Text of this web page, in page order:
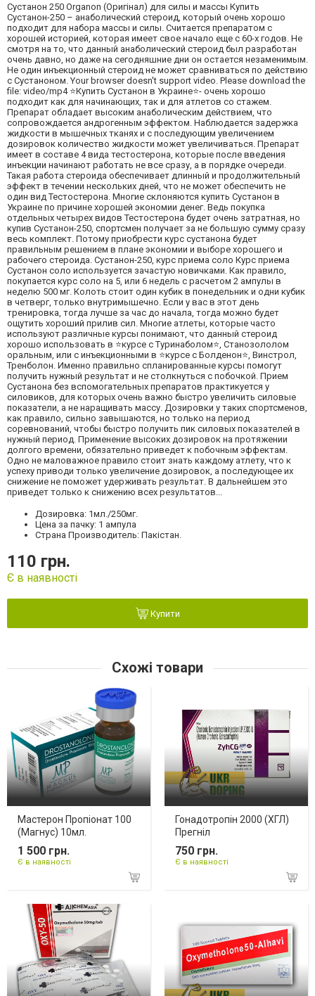
Сустанон 250 Organon (Оригінал) для силы и массы Купить
Сустанон-250 – анаболический стероид, который очень хорошо
подходит для набора массы и силы. Считается препаратом с
хорошей историей, которая имеет свое начало еще с 60-х годов. Не
смотря на то, что данный анаболический стероид был разработан
очень давно, но даже на сегодняшние дни он остается незаменимым.
Не один инъекционный стероид не может сравниваться по действию
с Сустаноном. Your browser doesn't support video. Please download the
file: video/mp4 ⭐Купить Сустанон в Украине⭐- очень хорошо
подходит как для начинающих, так и для атлетов со стажем.
Препарат обладает высоким анаболическим действием, что
сопровождается андрогенным эффектом. Наблюдается задержка
жидкости в мышечных тканях и с последующим увеличением
дозировок количество жидкости может увеличиваться. Препарат
имеет в составе 4 вида тестостерона, которые после введения
инъекции начинают работать не все сразу, а в порядке очереди.
Такая работа стероида обеспечивает длинный и продолжительный
эффект в течении нескольких дней, что не может обеспечить не
один вид Тестостерона. Многие склоняются купить Сустанон в
Украине по причине хорошей экономии денег. Ведь покупка
отдельных четырех видов Тестостерона будет очень затратная, но
купив Сустанон-250, спортсмен получает за не большую сумму сразу
весь комплект. Потому приобрести курс сустанона будет
правильным решением в плане экономии и выборе хорошего и
рабочего стероида. Cустанон-250, курс приема соло Курс приема
Сустанон соло используется зачастую новичками. Как правило,
покупается курс соло на 5, или 6 недель с расчетом 2 ампулы в
неделю 500 мг. Колоть стоит один кубик в понедельник и одни кубик
в четверг, только внутримышечно. Если у вас в этот день
тренировка, тогда лучше за час до начала, тогда можно будет
ощутить хороший прилив сил. Многие атлеты, которые часто
используют различные курсы понимают, что данный стероид
хорошо использовать в ⭐курсе с Туринаболом⭐, Станозололом
оральным, или с инъекционными в ⭐курсе с Болденон⭐, Винстрол,
Тренболон. Именно правильно спланированные курсы помогут
получить нужный результат и не столкнуться с побочкой. Прием
Сустанона без вспомогательных препаратов практикуется у
силовиков, для которых очень важно быстро увеличить силовые
показатели, а не наращивать массу. Дозировки у таких спортсменов,
как правило, сильно завышаются, но только на период
соревнований, чтобы быстро получить пик силовых показателей в
нужный период. Применение высоких дозировок на протяжении
долгого времени, обязательно приведет к побочным эффектам.
Одно не маловажное правило стоит знать каждому атлету, что к
успеху приводи только увеличение дозировок, а последующее их
снижение не поможет удерживать результат. В дальнейшем это
приведет только к снижению всех результатов...
Дозировка: 1мл./250мг.
Цена за пачку: 1 ампула
Страна Производитель: Пакістан.
110 грн.
Є в наявності
Купити
Схожі товари
Мастерон Пропіонат 100
(Магнус) 10мл.
1 500 грн.
Є в наявності
Гонадотропін 2000 (ХГЛ)
Прегніл
750 грн.
Є в наявності